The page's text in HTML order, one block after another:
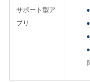
サポート型ア
プリ